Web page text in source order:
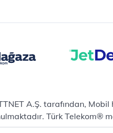
Raporları
A.Ş. tarafından,
Türk Telekom®